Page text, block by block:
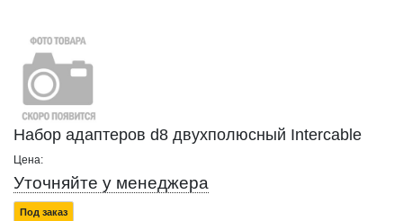
Набор адаптеров d8 двухполюсный Intercable
Цена:
Уточняйте у менеджера
Под заказ